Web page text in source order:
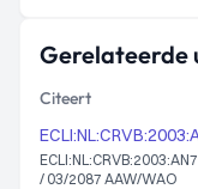
Gerelateerde
Citeert
/ 03/2087 AAW/WAO